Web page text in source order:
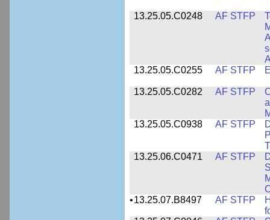
13.25.05.C0248 AF STFP
13.25.05.C0255
AF STFP
13.25.05.C0282 AF STFP
13.25.05.C0938
AF STFP
13.25.06.C0471
AF STFP
•13.25.07.B8497 AF STFP